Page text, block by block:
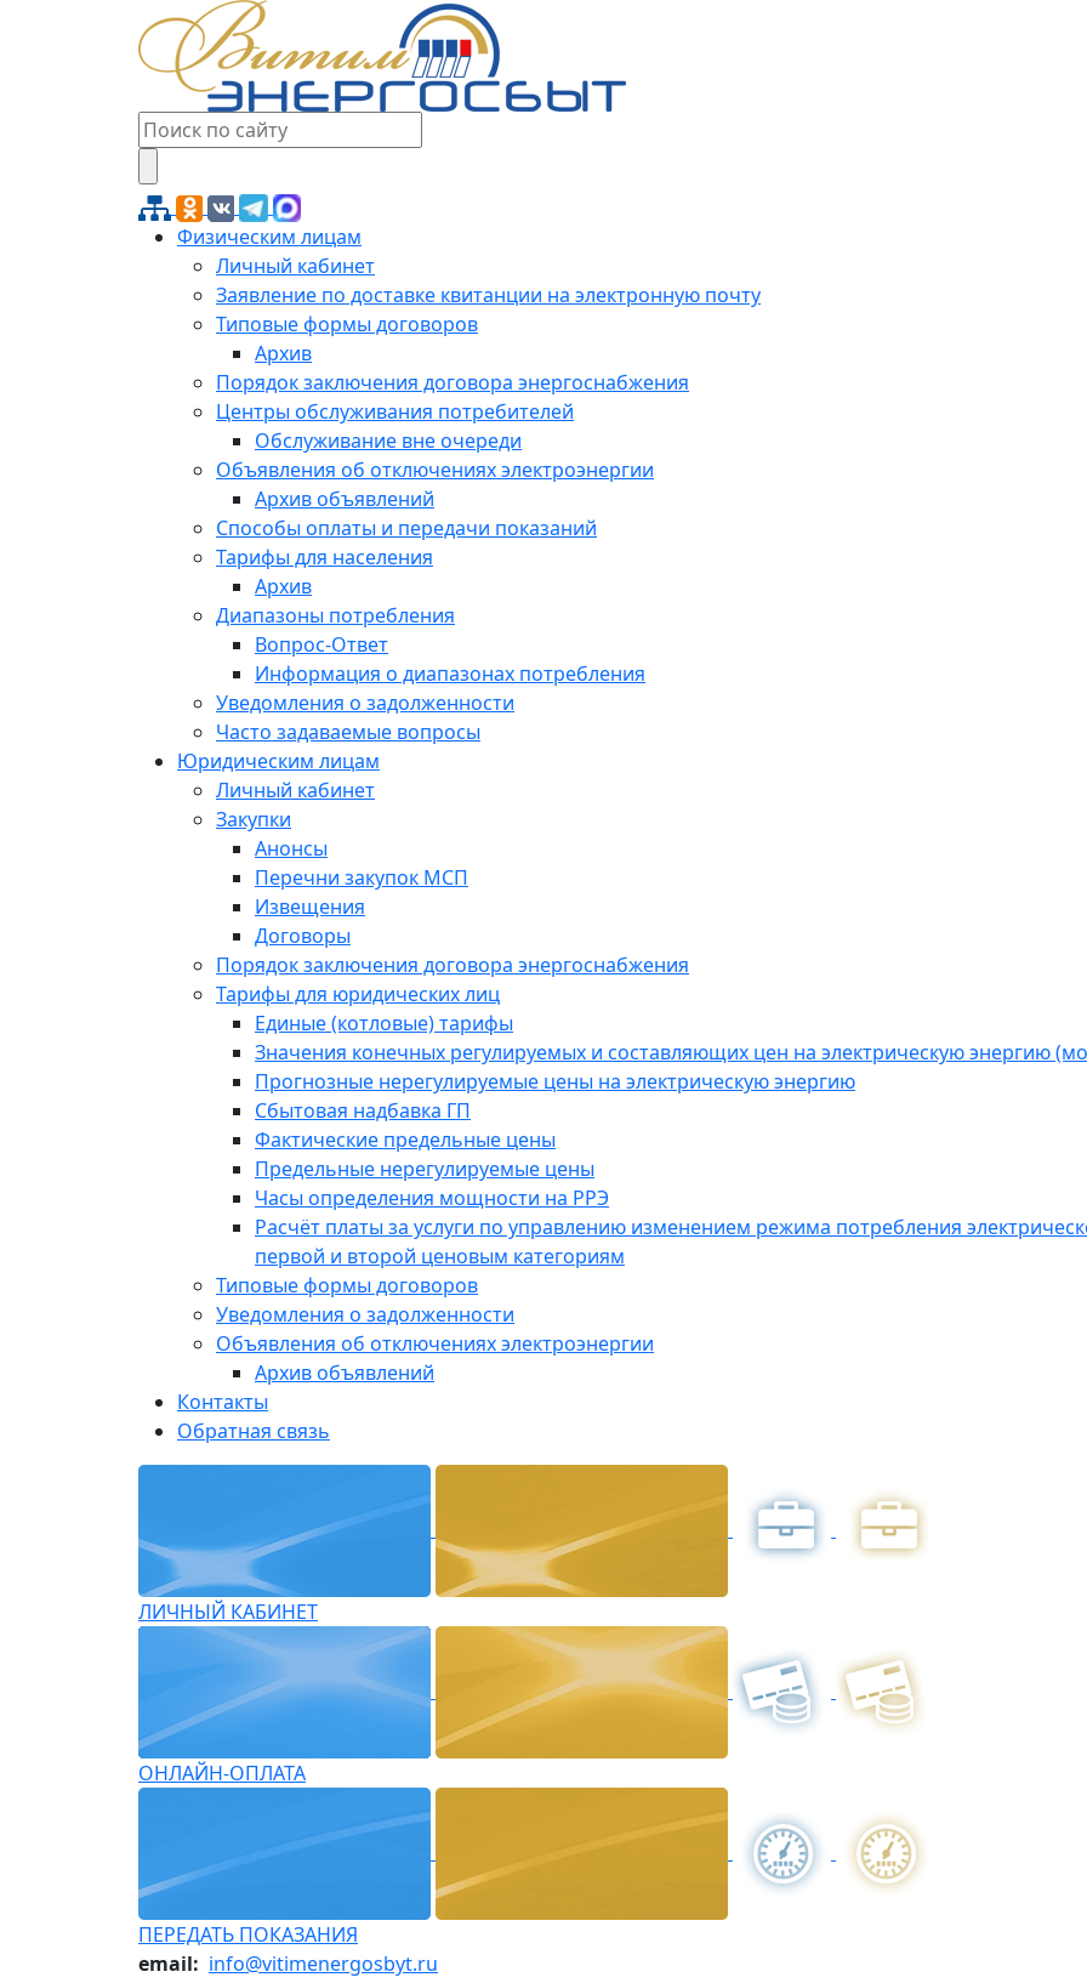
Физическим лицам
Личный кабинет
Заявление по доставке квитанции на электронную почту
Типовые формы договоров
Архив
Порядок заключения договора энергоснабжения
Центры обслуживания потребителей
Обслуживание вне очереди
Объявления об отключениях электроэнергии
Архив объявлений
Способы оплаты и передачи показаний
Тарифы для населения
Архив
Диапазоны потребления
Вопрос-Ответ
Информация о диапазонах потребления
Уведомления о задолженности
Часто задаваемые вопросы
Юридическим лицам
Личный кабинет
Закупки
Анонсы
Перечни закупок МСП
Извещения
Договоры
Порядок заключения договора энергоснабжения
Тарифы для юридических лиц
Единые (котловые) тарифы
Значения конечных регулируемых и составляющих цен на электрическую энергию
Прогнозные нерегулируемые цены на электрическую энергию
Сбытовая надбавка ГП
Фактические предельные цены
Предельные нерегулируемые цены
Часы определения мощности на РРЭ
Расчёт платы за услуги по управлению изменением режима потребления
первой и второй ценовым категориям
Типовые формы договоров
Уведомления о задолженности
Объявления об отключениях электроэнергии
Архив объявлений
Контакты
Обратная связь
ЛИЧНЫЙ КАБИНЕТ
ОНЛАЙН-ОПЛАТА
ПЕРЕДАТЬ ПОКАЗАНИЯ
email: info@vitimenergosbyt.ru